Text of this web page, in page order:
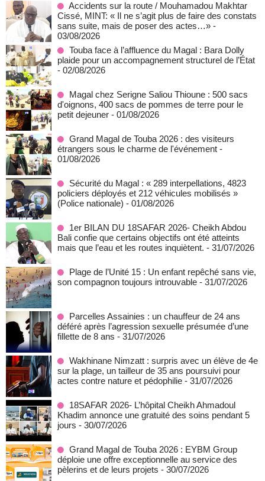
Accidents sur la route / Mouhamadou Makhtar
Cissé, MINT: « Il ne s’agit plus de faire des constats
sans suite, mais de poser des actes…» -
03/08/2026
Touba face à l’affluence du Magal : Bara Dolly
plaide pour un accompagnement structurel de l’État
- 02/08/2026
Magal chez Serigne Saliou Thioune : 500 sacs
d'oignons, 400 sacs de pommes de terre pour le
petit dejeuner - 01/08/2026
Grand Magal de Touba 2026 : des visiteurs
étrangers sous le charme de l'événement -
01/08/2026
Sécurité du Magal : « 289 interpellations, 4823
policiers déployés et 212 véhicules mobilisés »
(Police nationale) - 01/08/2026
1er BILAN DU 18SAFAR 2026- Cheikh Abdou
Bali confie que certains objectifs ont été atteints
mais que l’eau et les routes inquiètent. - 31/07/2026
Plage de l’Unité 15 : Un enfant repêché sans vie,
son compagnon toujours introuvable - 31/07/2026
Parcelles Assainies : un chauffeur de 24 ans
déféré après l’agression sexuelle présumée d’une
fillette de 8 ans - 31/07/2026
Wakhinane Nimzatt : surpris avec un élève de 4e
sur la plage, un tailleur de 35 ans poursuivi pour
actes contre nature et pédophilie - 31/07/2026
18SAFAR 2026- L’hôpital Cheikh Ahmadoul
Khadim annonce une gratuité des soins pendant 5
jours - 30/07/2026
Grand Magal de Touba 2026 : EYBM Group
déploie une offre exceptionnelle au service des
pèlerins et de leurs projets - 30/07/2026